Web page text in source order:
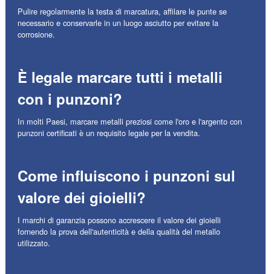
Pulire regolarmente la testa di marcatura, affilare le punte se
necessario e conservarle in un luogo asciutto per evitare la
corrosione.
È legale marcare tutti i metalli
con i punzoni?
In molti Paesi, marcare metalli preziosi come l'oro e l'argento con
punzoni certificati è un requisito legale per la vendita.
Come influiscono i punzoni sul
valore dei gioielli?
I marchi di garanzia possono accrescere il valore dei gioielli
fornendo la prova dell'autenticità e della qualità del metallo
utilizzato.